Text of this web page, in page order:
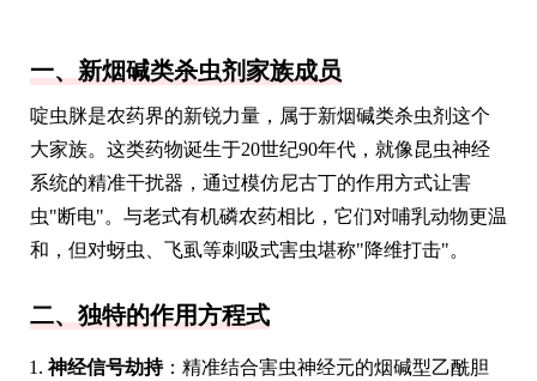
一、新烟碱类杀虫剂家族成员
啶虫脒是农药界的新锐力量，属于新烟碱类杀虫剂这个
大家族。这类药物诞生于20世纪90年代，就像昆虫神经
系统的精准干扰器，通过模仿尼古丁的作用方式让害
虫"断电"。与老式有机磷农药相比，它们对哺乳动物更温
和，但对蚜虫、飞虱等刺吸式害虫堪称"降维打击"。
二、独特的作用方程式
神经信号劫持：精准结合害虫神经元的烟碱型乙酰胆